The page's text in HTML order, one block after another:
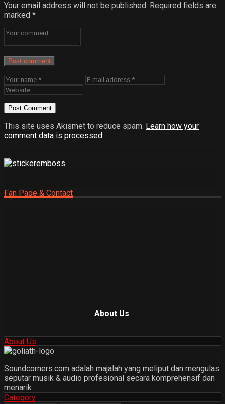
Your email address will not be published. Required fields are
marked *
Post comment
This site uses Akismet to reduce spam. Learn how your
comment data is processed.
Fan Page & Contact
About Us
About Us
Soundcorners.com adalah majalah yang meliput dan mengulas
seputar musik & audio profesional secara komprehensif dan
menarik
Category